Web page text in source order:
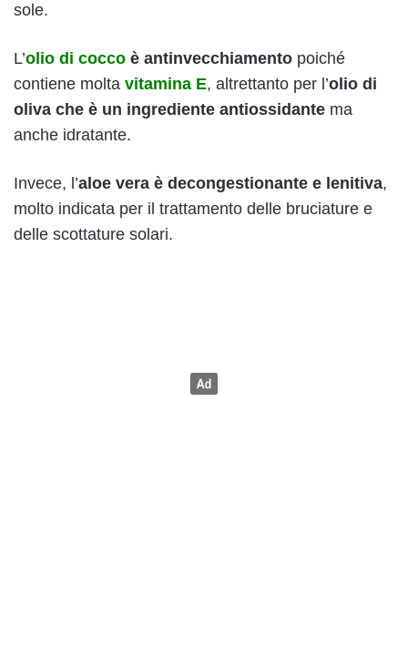
sole.
L’olio di cocco è antinvecchiamento poiché
contiene molta vitamina E, altrettanto per l’olio di
oliva che è un ingrediente antiossidante ma
anche idratante.
Invece, l’aloe vera è decongestionante e lenitiva,
molto indicata per il trattamento delle bruciature e
delle scottature solari.